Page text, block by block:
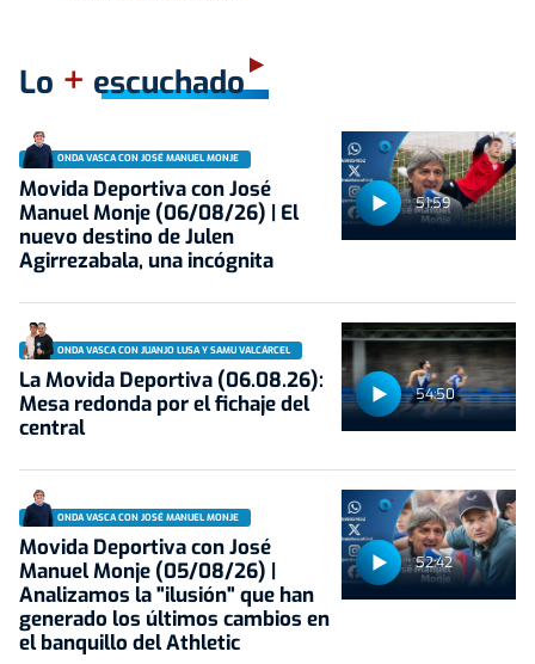
Lo + escuchado
51:59
ONDA VASCA CON JOSÉ MANUEL MONJE
Movida Deportiva con José
Manuel Monje (06/08/26) | El
nuevo destino de Julen
Agirrezabala, una incógnita
54:50
ONDA VASCA CON JUANJO LUSA Y SAMU VALCÁRCEL
La Movida Deportiva (06.08.26):
Mesa redonda por el fichaje del
central
52:42
ONDA VASCA CON JOSÉ MANUEL MONJE
Movida Deportiva con José
Manuel Monje (05/08/26) |
Analizamos la "ilusión" que han
generado los últimos cambios en
el banquillo del Athletic